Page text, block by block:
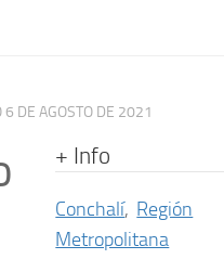
6 DE AGOSTO DE 2021
+ Info
Conchalí, Región
Metropolitana